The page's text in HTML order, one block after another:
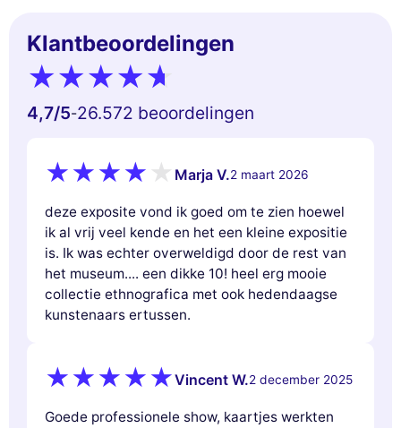
Klantbeoordelingen
4,7/5-26.572 beoordelingen
Marja V.2 maart 2026
deze exposite vond ik goed om te zien hoewel
ik al vrij veel kende en het een kleine expositie
is. Ik was echter overweldigd door de rest van
het museum.... een dikke 10! heel erg mooie
collectie ethnografica met ook hedendaagse
kunstenaars ertussen.
Vincent W.2 december 2025
Goede professionele show, kaartjes werkten